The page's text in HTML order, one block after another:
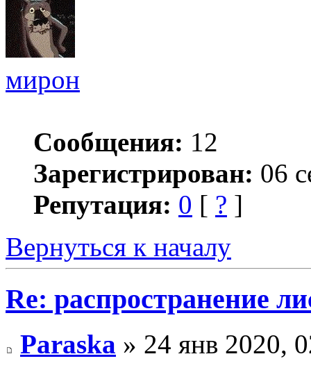
мирон
Сообщения: 12
Зарегистрирован: 06
Репутация: 0 [ ? ]
Вернуться к началу
Re: распространение
Paraska » 24 янв 2020,